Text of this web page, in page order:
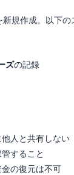
規作成。以下の
ズの記録
人と共有しない
すること
の復元は不可